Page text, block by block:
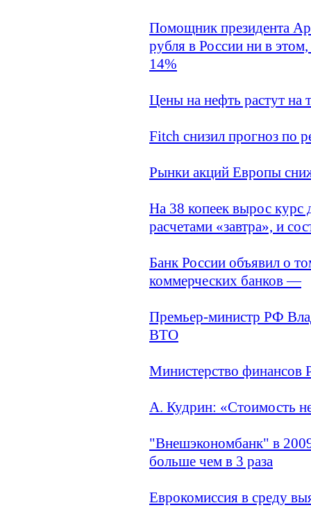
Помощник президента
рубля в России ни в
14%
Цены на нефть растут на
Fitch снизил прогноз по
Рынки акций Европы
На 38 копеек вырос курс
расчетами «завтра», и
Банк России объявил о
коммерческих банков —
Премьер-министр РФ
ВТО
Министерство
А. Кудрин: «Стоимость
"Внешэкономбанк" в 2009
больше чем в 3 раза
Еврокомиссия в среду